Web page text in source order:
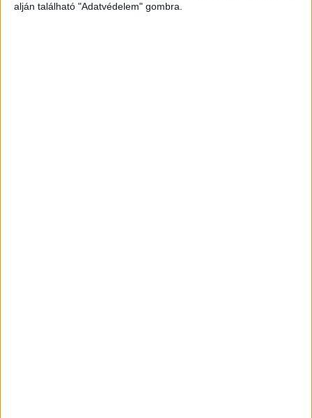
alján található "Adatvédelem" gombra.
Kapott két plusz adást A Nagy Duett most futó évada